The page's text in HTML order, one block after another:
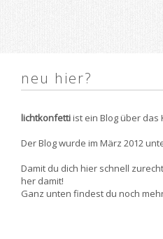
neu hier?
lichtkonfettiist ein Blog über
Der Blog wurde im März 2012
Damit du dich hier schnell
her damit!
Ganz unten findest du noch